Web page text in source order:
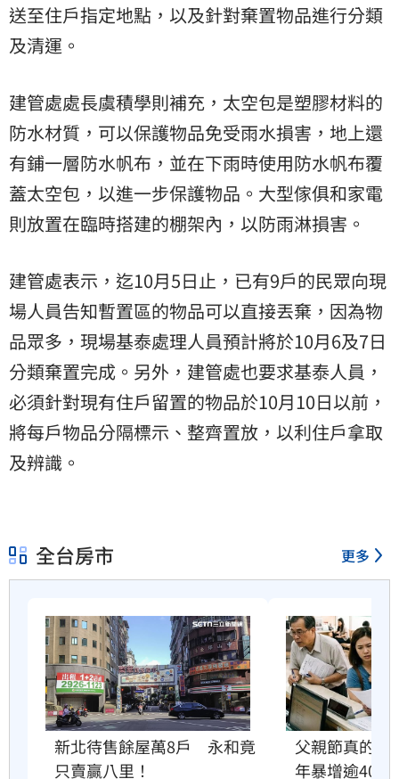
送至住戶指定地點，以及針對棄置物品進行分類
及清運。
建管處處長虞積學則補充，太空包是塑膠材料的
防水材質，可以保護物品免受雨水損害，地上還
有鋪一層防水帆布，並在下雨時使用防水帆布覆
蓋太空包，以進一步保護物品。大型傢俱和家電
則放置在臨時搭建的棚架內，以防雨淋損害。
建管處表示，迄10月5日止，已有9戶的民眾向現
場人員告知暫置區的物品可以直接丟棄，因為物
品眾多，現場基泰處理人員預計將於10月6及7日
分類棄置完成。另外，建管處也要求基泰人員，
必須針對現有住戶留置的物品於10月10日以前，
將每戶物品分隔標示、整齊置放，以利住戶拿取
及辨識。
全台房市 更多
新北待售餘屋萬8戶　永和竟
只賣贏八里！
父親節真的快
年暴增逾400